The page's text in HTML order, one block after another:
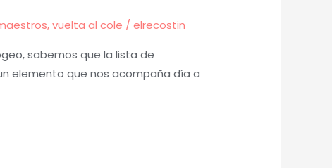
,vuelta al cole /elrecostin
sabemos que la lista de
elemento que nos acompaña día a